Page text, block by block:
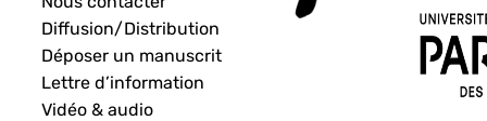
Diffusion/Distribution
Déposer un manuscrit
Lettre d’information
Vidéo & audio